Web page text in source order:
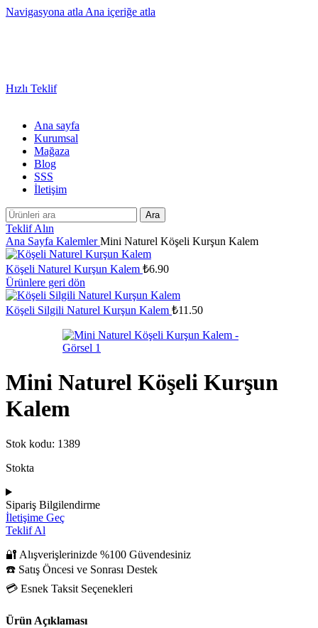
Navigasyona atla Ana içeriğe atla
Hızlı Teklif
Ana sayfa
Kurumsal
Mağaza
Blog
SSS
İletişim
Ara
Teklif Alın
Ana Sayfa KalemlerMini Naturel Köşeli Kurşun Kalem
Köşeli Naturel Kurşun Kalem ₺6.90
Ürünlere geri dön
Köşeli Silgili Naturel Kurşun Kalem ₺11.50
Mini Naturel Köşeli Kurşun
Kalem
Stok kodu: 1389
Stokta
Sipariş Bilgilendirme
İletişime Geç
Teklif Al
🔐 Alışverişlerinizde %100 Güvendesiniz
☎️ Satış Öncesi ve Sonrası Destek
💳 Esnek Taksit Seçenekleri
Ürün Açıklaması